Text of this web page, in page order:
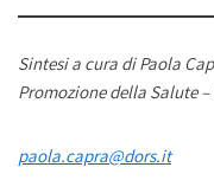
Sintesi a cura di Paola
Promozione della Salute –
paola.capra@dors.it